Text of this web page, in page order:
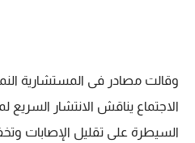
وقالت مصادر فى المستشارية
الاجتماع يناقش الانتشار
السيطرة على تقليل الإصابات